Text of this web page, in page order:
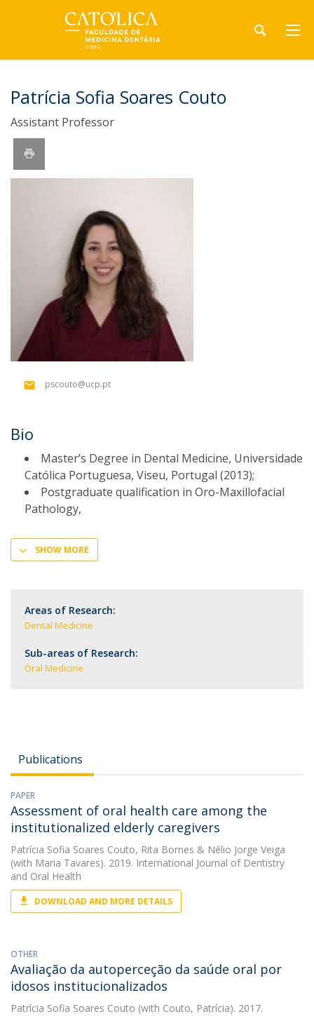
Patrícia Sofia Soares Couto
Assistant Professor
pscouto@ucp.pt
Bio
Master’s Degree in Dental Medicine, Universidade
Católica Portuguesa, Viseu, Portugal (2013);
Postgraduate qualification in Oro-Maxillofacial
Pathology,
SHOW MORE
Areas of Research:
Dental Medicine
Sub-areas of Research:
Oral Medicine
Publications
PAPER
Assessment of oral health care among the
institutionalized elderly caregivers
Patrícia Sofia Soares Couto, Rita Bornes & Nélio Jorge Veiga
(with Maria Tavares). 2019. International Journal of Dentistry
and Oral Health
DOWNLOAD AND MORE DETAILS
OTHER
Avaliação da autoperceção da saúde oral por
idosos institucionalizados
Patrícia Sofia Soares Couto (with Couto, Patrícia). 2017.